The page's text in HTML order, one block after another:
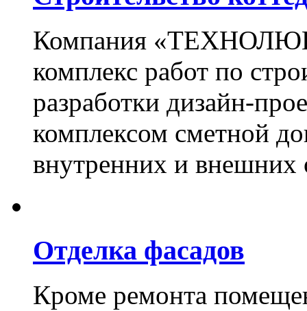
Компания
комплекс работ по
разработки дизайн-
комплексом сметной
внутренних и внешних
Отделка фасадов
Кроме ремонта